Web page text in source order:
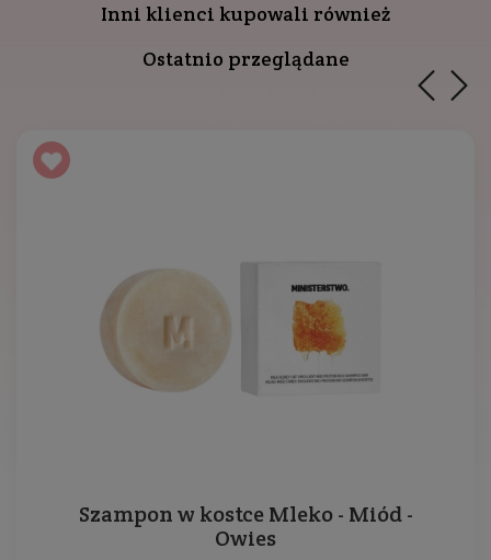
Inni klienci kupowali również
Ostatnio przeglądane
Szampon w kostce Mleko - Miód -
Owies